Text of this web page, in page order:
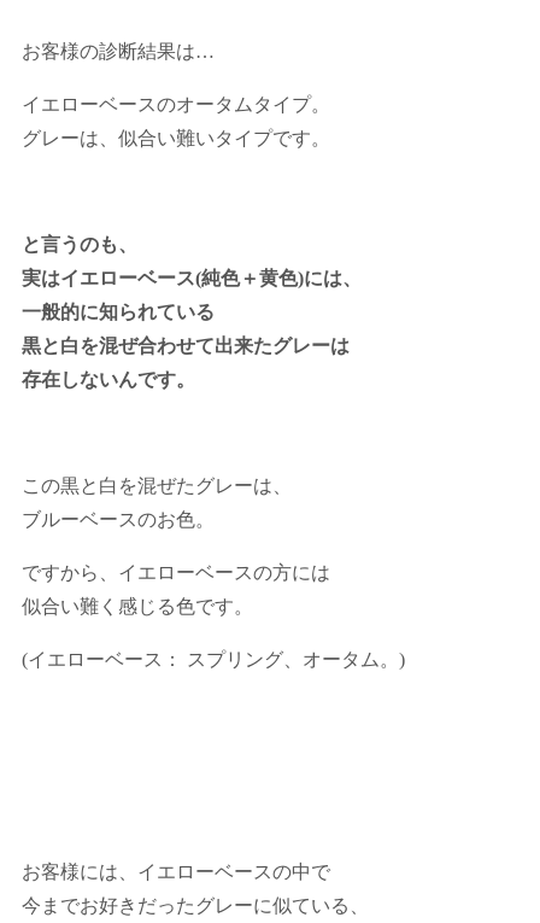
お客様の診断結果は…
イエローベースのオータムタイプ。
グレーは、似合い難いタイプです。
と言うのも、
実はイエローベース(純色＋黄色)には、
一般的に知られている
黒と白を混ぜ合わせて出来たグレーは
存在しないんです。
この黒と白を混ぜたグレーは、
ブルーベースのお色。
ですから、イエローベースの方には
似合い難く感じる色です。
(イエローベース： スプリング、オータム。)
お客様には、イエローベースの中で
今までお好きだったグレーに似ている、